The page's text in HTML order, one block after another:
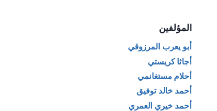
المؤلفين
أبو يعرب المرزوقي
أجاثا كريستي
أحلام مستغانمي
أحمد خالد توفيق
أحمد خيري العمري